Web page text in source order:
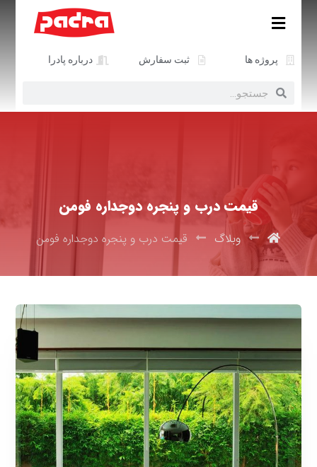
پروژه ها ثبت سفارش درباره پادرا
قیمت درب و پنجره دوجداره فومن
وبلاگ قیمت درب و پنجره دوجداره فومن